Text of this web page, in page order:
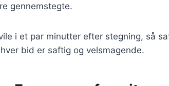
gennemstegte.
i et par minutter efter stegning, så
bid er saftig og velsmagende.